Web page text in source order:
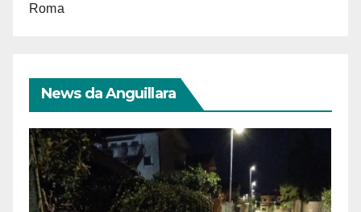
Roma
News da Anguillara